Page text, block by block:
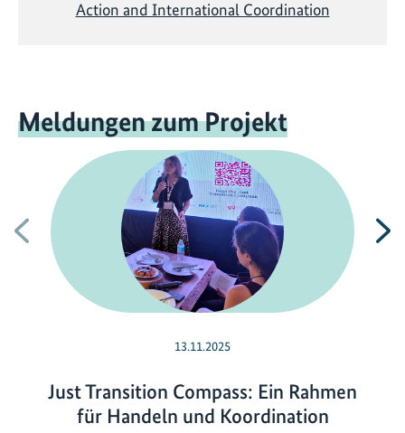
Action and International Coordination
Meldungen zum Projekt
Vorherige
13.11.2025
Just Transition Compass: Ein Rahmen
für Handeln und Koordination